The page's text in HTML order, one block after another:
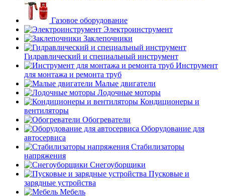
Газовое оборудование
Электроинструмент
Заклепочники
Гидравлический и специальный инструмент
Инструмент
для монтажа и ремонта труб
Малые двигатели
Лодочные моторы
Кондиционеры и
вентиляторы
Обогреватели
Оборудование для
автосервиса
Стабилизаторы
напряжения
Снегоуборщики
Пусковые и
зарядные устройства
Мебель